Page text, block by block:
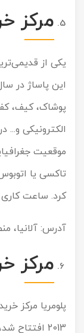
مرکز
یکی از
پوشاک، کیف،
موقعیت
تاکسی یا
کرد. ساعت کاری مرکز
آدرس: آلانیا،
مرکز
پلومریا مرکز